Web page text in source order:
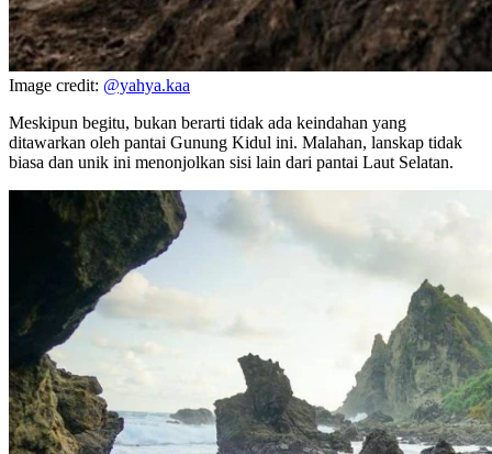
Image credit: @yahya.kaa
Meskipun begitu, bukan berarti tidak ada keindahan yang
ditawarkan oleh pantai Gunung Kidul ini. Malahan, lanskap tidak
biasa dan unik ini menonjolkan sisi lain dari pantai Laut Selatan.